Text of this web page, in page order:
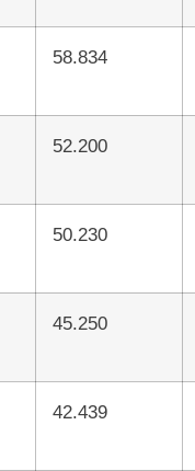
58.834
52.200
50.230
45.250
42.439